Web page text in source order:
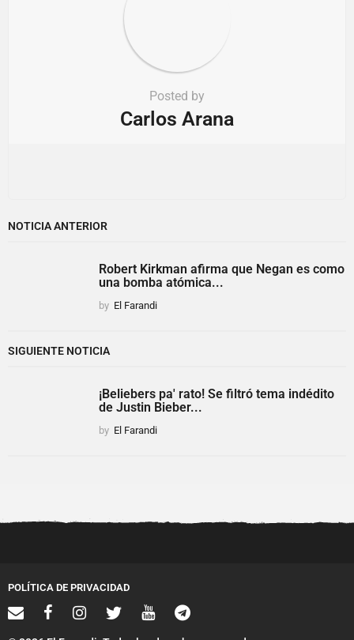
Posted by
Carlos Arana
NOTICIA ANTERIOR
Robert Kirkman afirma que Negan es como
una bomba atómica...
by El Farandi
SIGUIENTE NOTICIA
¡Beliebers pa' rato! Se filtró tema indédito
de Justin Bieber...
by El Farandi
POLÍTICA DE PRIVACIDAD